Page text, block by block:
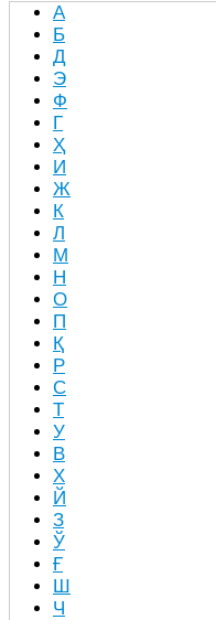
А
Б
Д
Э
Ф
Г
Ҳ
И
Ж
К
Л
М
Н
О
П
Қ
Р
С
Т
У
В
Х
Й
З
Ў
Ғ
Ш
Ч